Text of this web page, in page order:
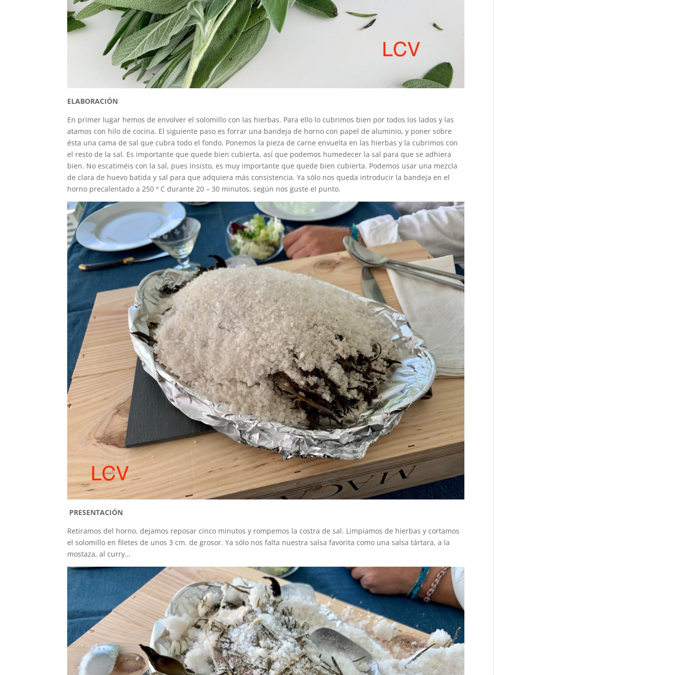
ELABORACIÓN
En primer lugar hemos de envolver el solomillo con las hierbas. Para ello lo cubrimos bien por todos los lados y las
atamos con hilo de cocina. El siguiente paso es forrar una bandeja de horno con papel de aluminio, y poner sobre
ésta una cama de sal que cubra todo el fondo. Ponemos la pieza de carne envuelta en las hierbas y la cubrimos con
el resto de la sal. Es importante que quede bien cubierta, así que podemos humedecer la sal para que se adhiera
bien. No escatiméis con la sal, pues insisto, es muy importante que quede bien cubierta. Podemos usar una mezcla
de clara de huevo batida y sal para que adquiera más consistencia. Ya sólo nos queda introducir la bandeja en el
horno precalentado a 250 º C durante 20 – 30 minutos, según nos guste el punto.
PRESENTACIÓN
Retiramos del horno, dejamos reposar cinco minutos y rompemos la costra de sal. Limpiamos de hierbas y cortamos
el solomillo en filetes de unos 3 cm. de grosor. Ya sólo nos falta nuestra salsa favorita como una salsa tártara, a la
mostaza, al curry…